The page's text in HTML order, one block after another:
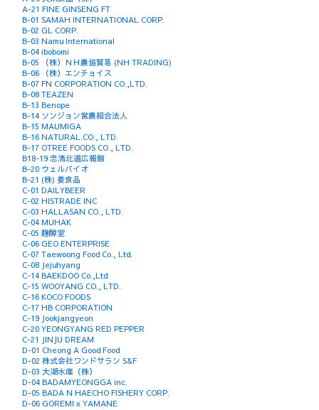
A-21 FINE GINSENG FT
B-01 SAMAH INTERNATIONAL CORP.
B-02 GL CORP.
B-03 Namu International
B-04 ibobomi
B-05 （株）ＮＨ農協貿易 (NH TRADING)
B-06 （株）エンチョイス
B-07 FN CORPORATION CO.,LTD.
B-08 TEAZEN
B-13 Benope
B-14 ソンジョン営農組合法人
B-15 MAUMIGA
B-16 NATURAL.CO., LTD.
B-17 OTREE FOODS CO., LTD.
B18-19 忠清北道広報館
B-20 ウェルバイオ
B-21 (株) 姜食品
C-01 DAILYBEER
C-02 HISTRADE INC
C-03 HALLASAN CO., LTD.
C-04 MUHAK
C-05 麹醇堂
C-06 GEO ENTERPRISE
C-07 Taewoong Food Co., Ltd.
C-08 Jejuhyang
C-14 BAEKDOO Co.,Ltd
C-15 WOOYANG CO., LTD.
C-16 KOCO FOODS
C-17 HB CORPORATION
C-19 Jookjangyeon
C-20 YEONGYANG RED PEPPER
C-21 JINJU DREAM
D-01 Cheong A Good Food
D-02 株式会社ワンドサラン S&F
D-03 大湖水産（株）
D-04 BADAMYEONGGA inc.
D-05 BADA N HAECHO FISHERY CORP.
D-06 GOREMI x YAMANE